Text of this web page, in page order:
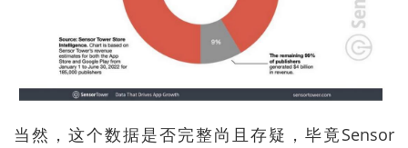
当然，这个数据是否完整尚且存疑，毕竟Sensor